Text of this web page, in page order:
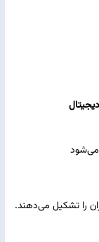
می‌شود
را تشکیل می‌دهند.